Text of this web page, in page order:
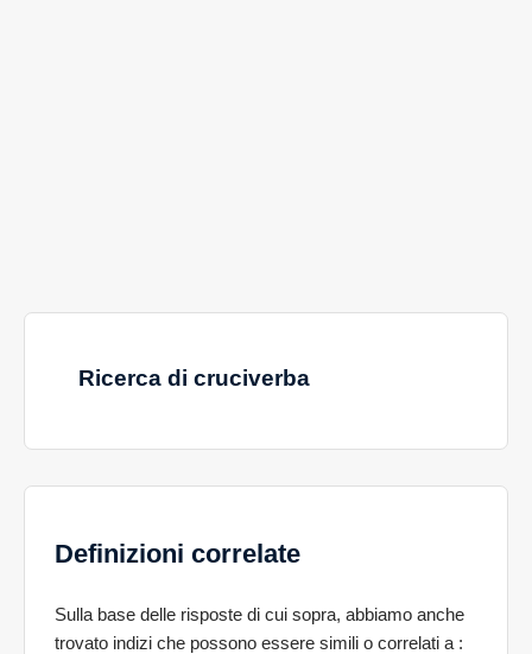
Ricerca di cruciverba
Definizioni correlate
Sulla base delle risposte di cui sopra, abbiamo anche
trovato indizi che possono essere simili o correlati a :